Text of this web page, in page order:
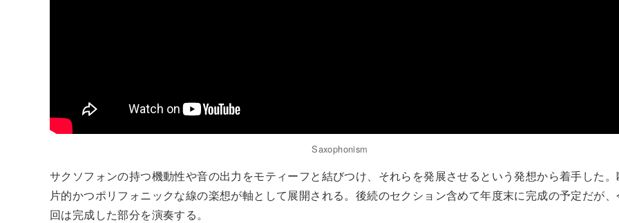
Saxophonism
サクソフォンの持つ機動性や音の出力をモティーフと結びつけ、それらを発展させるという発想から着手した
片的かつポリフォニックな線の楽想が軸として展開される。後続のセクション含めて年度末に完成の予定だが
回は完成した部分を演奏する。